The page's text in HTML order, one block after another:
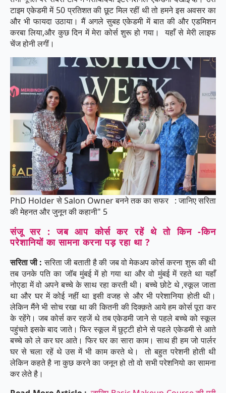
टाइम एकेडमी में 50 प्रतिशत की छूट मिल रहीं थी तो हमने इस अवसर का
और भी फायदा उठाया। मैं अगले सुबह एकेडमी में बात की और एडमिशन
करबा लिया,और कुछ दिन में मेरा कोर्स शुरू हो गया। यहाँ से मेरी लाइफ
चेंज होनी लगीं।
PhD Holder से Salon Owner बनने तक का सफर : जानिए सरिता
की मेहनत और जुनून की कहानी" 5
संजू सर : जब आप कोर्स कर रहें थे तो किन -किन
परेशानियों का सामना करना पड़ रहा था ?
सरिता जी :सरिता जी बताती है की जब वो मेकअप कोर्स करना शुरू की थी
तब उनके पति का जॉब मुंबई में हो गया था और वो मुंबई में रहते था यहाँ
नोएडा में वो अपने बच्चे के साथ रहा करती थी। बच्चे छोटे थे ,स्कूल जाता
था और घर में कोई नहीं था इसी वजह से और भी परेशानिया होती थी।
लेकिन मैंने भी सोच रखा था की कितनी की दिक्क़ते आये हम कोर्स पूरा कर
के रहेंगे। जब कोर्स कर रहजें थे तब एकेडमी जाने से पहले बच्चे को स्कूल
पहुंचते इसके बाद जाते। फिर स्कूल में छुट्टी होने से पहले एकेडमी से आते
बच्चे को ले कर घर आते। फिर घर का सारा काम। साथ ही हम जो पार्लर
घर से चला रहें थे उस में भी काम करते थे। तो बहुत परेशनी होती थी
लेकिन कहते है ना कुछ करने का जनून हो तो वो सभी परेशनियो का सामना
कर लेते है।